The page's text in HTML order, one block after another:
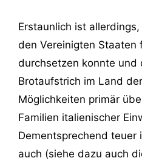
Erstaunlich ist
den Vereinigten Staaten
durchsetzen konnte und
Brotaufstrich im Land
Möglichkeiten primär
Familien italienischer
Dementsprechend
auch (siehe dazu auch